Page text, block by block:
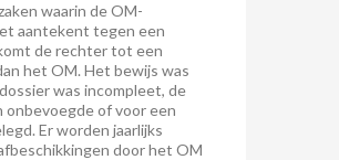
waarin de OM-
aantekent tegen een
de rechter tot een
het OM. Het bewijs was
was incompleet, de
onbevoegde of voor een
Er worden jaarlijks
door het OM